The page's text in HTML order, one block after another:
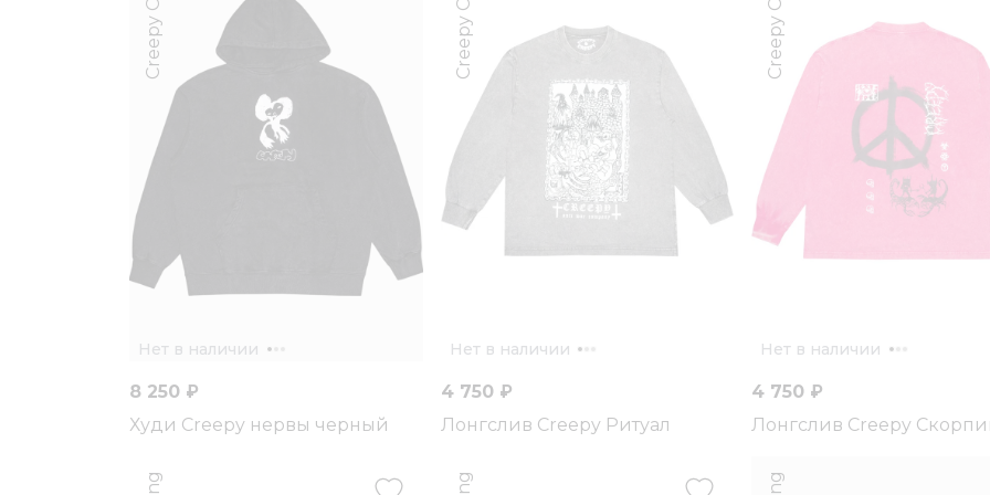
Нет в наличии
8 250 ₽
Худи Creepy нервы черный
Нет в наличии
4 750 ₽
Лонгслив Creepy Ритуал
Нет в наличии
4 750 ₽
Лонгслив Creepy